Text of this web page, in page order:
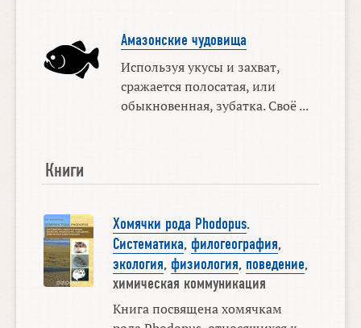
Амазонские чудовища
Используя укусы и захват,
сражается полосатая, или
обыкновенная, зубатка. Своё ...
Книги
Хомячки рода Phodopus.
Систематика, филогеография,
экология, физиология, поведение,
химическая коммуникация
Книга посвящена хомячкам